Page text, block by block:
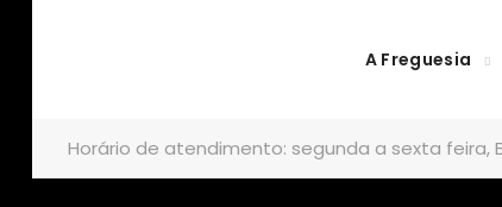
A Freguesia
Horário de atendimento: segunda a sexta feira,